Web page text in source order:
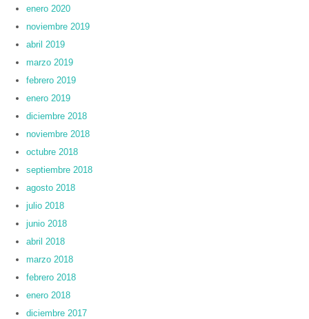
enero 2020
noviembre 2019
abril 2019
marzo 2019
febrero 2019
enero 2019
diciembre 2018
noviembre 2018
octubre 2018
septiembre 2018
agosto 2018
julio 2018
junio 2018
abril 2018
marzo 2018
febrero 2018
enero 2018
diciembre 2017